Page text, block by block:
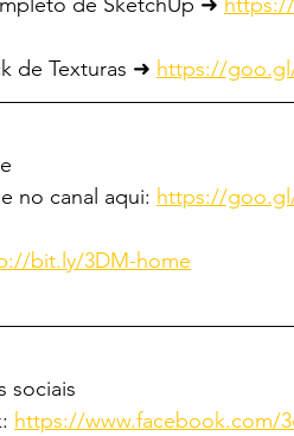
de Texturas ➜ https://
no canal aqui: https://
bit.ly/3DM-home
sociais
https://www.facebook.com/